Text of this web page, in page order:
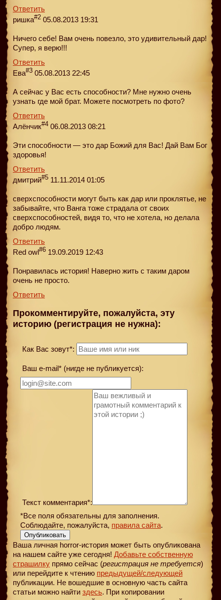
Ответить
ришка#2 05.08.2013 19:31
Ничего себе! Вам очень повезло, это удивительный дар!
Супер, я верю!!!
Ответить
Ева#3 05.08.2013 22:45
А сейчас у Вас есть способности? Мне нужно очень
узнать где мой брат. Можете посмотреть по фото?
Ответить
Алёнчик#4 06.08.2013 08:21
Эти способности — это дар Божий для Вас! Дай Вам Бог
здоровья!
Ответить
дмитрий#5 11.11.2014 01:05
сверхспособности могут быть как дар или проклятье, не
забывайте, что Ванга тоже страдала от своих
сверхспособностей, видя то, что не хотела, но делала
добро людям.
Ответить
Red owl#6 19.09.2019 12:43
Понравилась история! Наверно жить с таким даром
очень не просто.
Ответить
Прокомментируйте, пожалуйста, эту
историю (регистрация не нужна):
Как Вас зовут*:
Ваш e-mail* (нигде не публикуется):
Текст комментария*:
*Все поля обязательны для заполнения.
Соблюдайте, пожалуйста, правила сайта.
Опубликовать
Ваша личная horror-история может быть опубликована
на нашем сайте уже сегодня! Добавьте собственную
страшилку прямо сейчас (регистрация не требуется)
или перейдите к чтению предыдущей/следующей
публикации. Не вошедшие в основную часть сайта
статьи можно найти здесь. При копировании